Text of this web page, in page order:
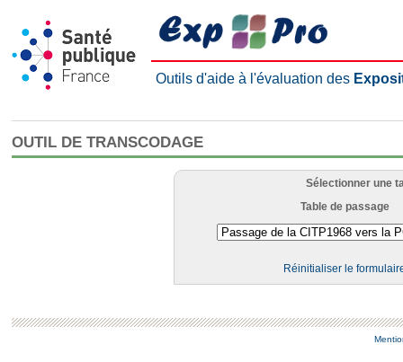
Outils d'aide à l'évaluation des
OUTIL DE TRANSCODAGE
Sélectionner une
Table de passage
Réinitialiser le